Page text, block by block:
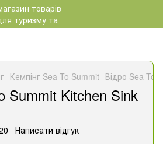
Кемпінг Sea To Summit Відро Sea To
Summit Kitchen Sink
Написати відгук